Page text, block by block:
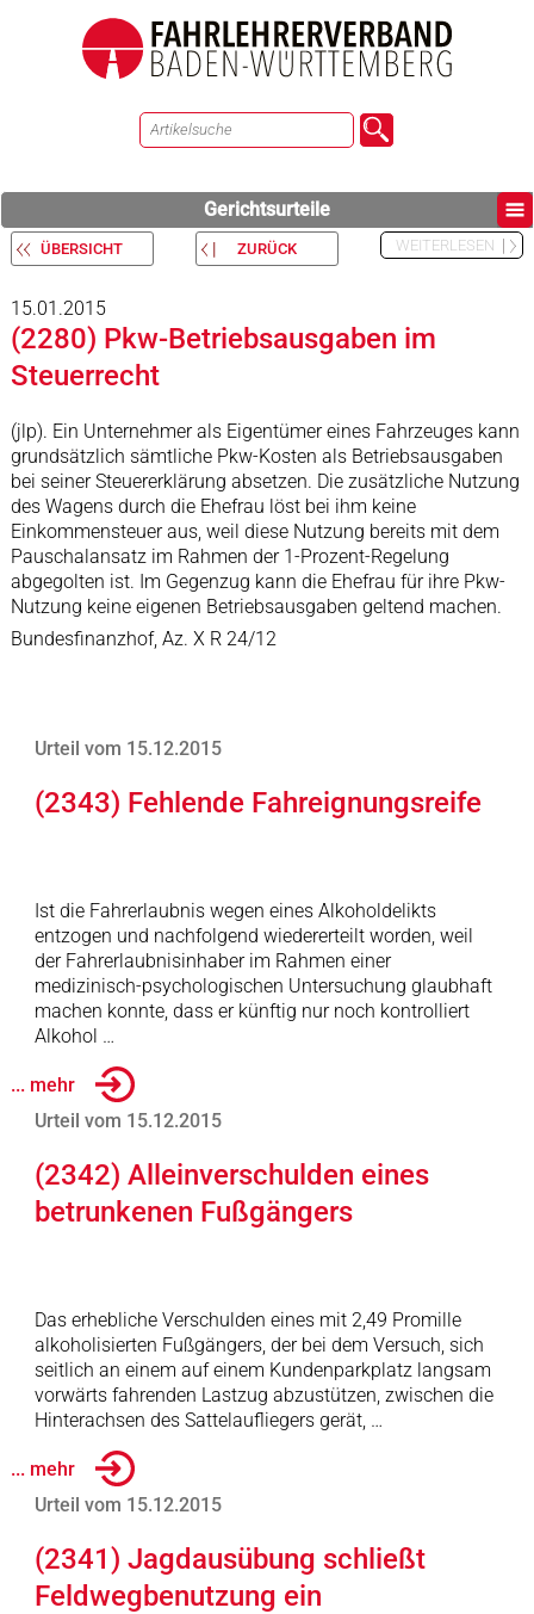
Gerichtsurteile
ÜBERSICHT ZURÜCK WEITERLESEN
15.01.2015
(2280) Pkw-Betriebsausgaben im
Steuerrecht
(jlp). Ein Unternehmer als Eigentümer eines Fahrzeuges kann
grundsätzlich sämtliche Pkw-Kosten als Betriebsausgaben
bei seiner Steuererklärung absetzen. Die zusätzliche Nutzung
des Wagens durch die Ehefrau löst bei ihm keine
Einkommensteuer aus, weil diese Nutzung bereits mit dem
Pauschalansatz im Rahmen der 1-Prozent-Regelung
abgegolten ist. Im Gegenzug kann die Ehefrau für ihre Pkw-
Nutzung keine eigenen Betriebsausgaben geltend machen.
Bundesfinanzhof, Az. X R 24/12
Urteil vom 15.12.2015
(2343) Fehlende Fahreignungsreife
Ist die Fahrerlaubnis wegen eines Alkoholdelikts
entzogen und nachfolgend wiedererteilt worden, weil
der Fahrerlaubnisinhaber im Rahmen einer
medizinisch-psychologischen Untersuchung glaubhaft
machen konnte, dass er künftig nur noch kontrolliert
Alkohol …
... mehr
Urteil vom 15.12.2015
(2342) Alleinverschulden eines
betrunkenen Fußgängers
Das erhebliche Verschulden eines mit 2,49 Promille
alkoholisierten Fußgängers, der bei dem Versuch, sich
seitlich an einem auf einem Kundenparkplatz langsam
vorwärts fahrenden Lastzug abzustützen, zwischen die
Hinterachsen des Sattelaufliegers gerät, …
... mehr
Urteil vom 15.12.2015
(2341) Jagdausübung schließt
Feldwegbenutzung ein